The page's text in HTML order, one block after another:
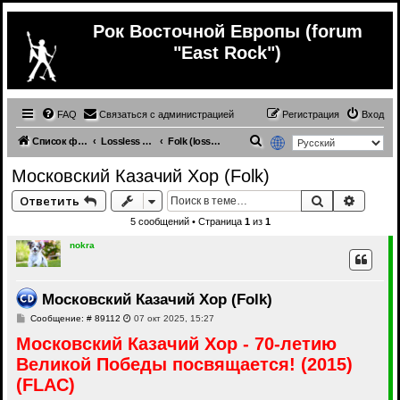
Рок Восточной Европы (forum
"East Rock")
FAQ Связаться с администрацией Вход
Регистрация
Список форумов Lossless Russian (& ex.USSR) music Folk (lossless)
и
к
Московский Казачий Хор (Folk)
Ответить Поиск
5 сообщений • Страница 1из 1
nokra
Московский Казачий Хор (Folk)
Сообщение: # 89112С
о
б
щ
е
07 окт 2025, 15:27
Московский Казачий Хор - 70-летию
Великой Победы посвящается! (2015)
(FLAC)